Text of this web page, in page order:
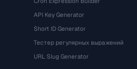
API Key Generator
Short ID Generator
Тестер регулярных выражений
URL Slug Generator